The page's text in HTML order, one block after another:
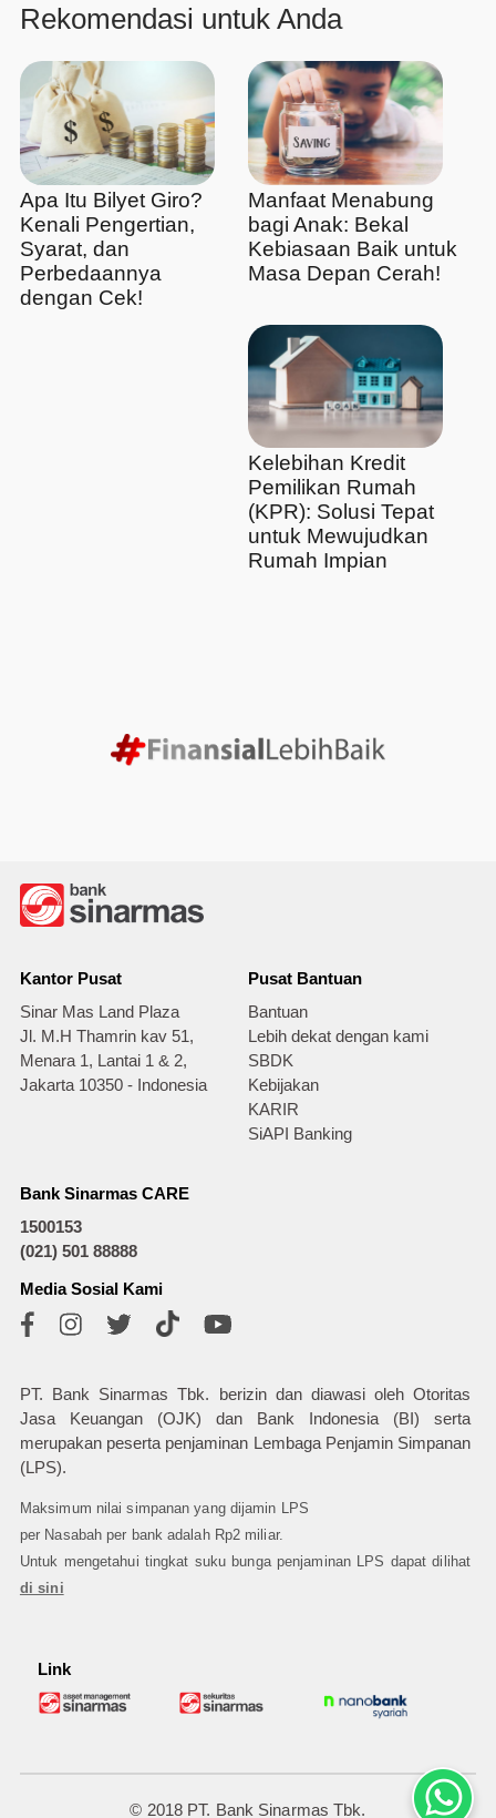
Rekomendasi untuk Anda
Apa Itu Bilyet Giro?
Kenali Pengertian,
Syarat, dan
Perbedaannya
dengan Cek!
Manfaat Menabung
bagi Anak: Bekal
Kebiasaan Baik untuk
Masa Depan Cerah!
Kelebihan Kredit
Pemilikan Rumah
(KPR): Solusi Tepat
untuk Mewujudkan
Rumah Impian
Kantor Pusat
Sinar Mas Land Plaza
Jl. M.H Thamrin kav 51,
Menara 1, Lantai 1 & 2,
Jakarta 10350 - Indonesia
Pusat Bantuan
Bantuan
Lebih dekat dengan kami
SBDK
Kebijakan
KARIR
SiAPI Banking
Bank Sinarmas CARE
1500153
(021) 501 88888
Media Sosial Kami
PT. Bank Sinarmas Tbk. berizin dan diawasi oleh Otoritas
Jasa Keuangan (OJK) dan Bank Indonesia (BI) serta
merupakan peserta penjaminan Lembaga Penjamin Simpanan
(LPS).
Maksimum nilai simpanan yang dijamin LPS
per Nasabah per bank adalah Rp2 miliar.
Untuk mengetahui tingkat suku bunga penjaminan LPS dapat dilihat
di sini
Link
© 2018 PT. Bank Sinarmas Tbk.